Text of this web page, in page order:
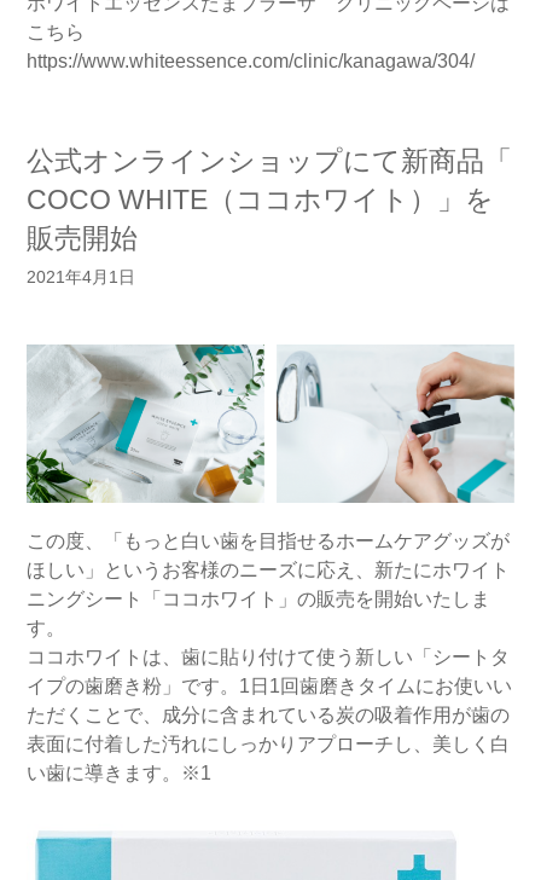
こちら
https://www.whiteessence.com/clinic/kanagawa/304/
公式オンラインショップにて新商品「
COCO WHITE（ココホワイト）」を
販売開始
2021年4月1日
この度、「もっと白い歯を目指せるホームケアグッズが
ほしい」というお客様のニーズに応え、新たにホワイト
ニングシート「ココホワイト」の販売を開始いたしま
す。
ココホワイトは、歯に貼り付けて使う新しい「シートタ
イプの歯磨き粉」です。1日1回歯磨きタイムにお使いい
ただくことで、成分に含まれている炭の吸着作用が歯の
表面に付着した汚れにしっかりアプローチし、美しく白
い歯に導きます。※1